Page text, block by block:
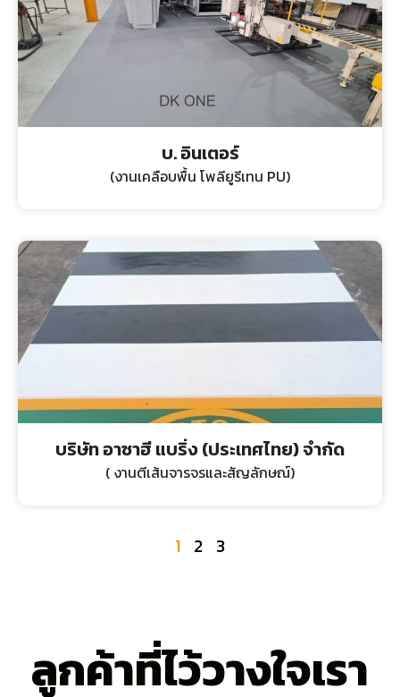
บ. อินเตอร์
(งานเคลือบพื้น โพลียูรีเทน PU)
บริษัท อาซาฮี แบริ่ง (ประเทศไทย) จำกัด
( งานตีเส้นจารจรและสัญลักษณ์)
1 2 3
ลูกค้าที่ไว้วางใจเรา